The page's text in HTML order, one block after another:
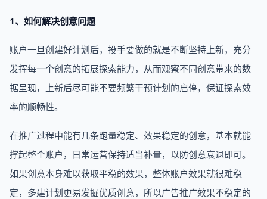
1、如何解决创意问题
账户一旦创建好计划后，投手要做的就是不断坚持上新，充分
发挥每一个创意的拓展探索能力，从而观察不同创意带来的数
据呈现，上新后尽可能不要频繁干预计划的启停，保证探索效
率的顺畅性。
在推广过程中能有几条跑量稳定、效果稳定的创意，基本就能
撑起整个账户，日常运营保持适当补量，以防创意衰退即可。
如果创意本身难以获取平稳的效果，整体账户效果就很难稳
定，多建计划更易发掘优质创意，所以广告推广效果不稳定的